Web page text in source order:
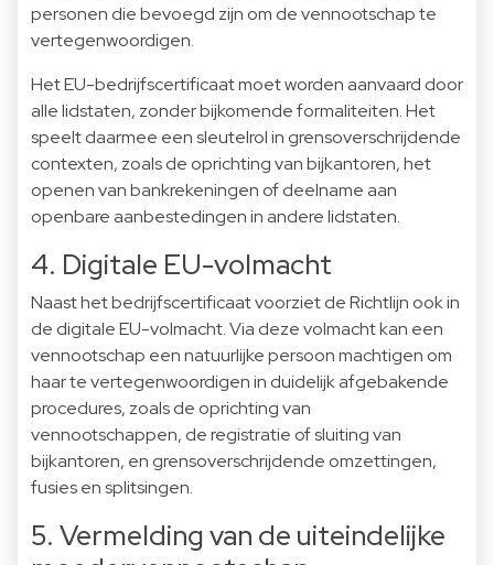
personen die bevoegd zijn om de vennootschap te
vertegenwoordigen.
Het EU-bedrijfscertificaat moet worden aanvaard door
alle lidstaten, zonder bijkomende formaliteiten. Het
speelt daarmee een sleutelrol in grensoverschrijdende
contexten, zoals de oprichting van bijkantoren, het
openen van bankrekeningen of deelname aan
openbare aanbestedingen in andere lidstaten.
4. Digitale EU-volmacht
Naast het bedrijfscertificaat voorziet de Richtlijn ook in
de digitale EU-volmacht. Via deze volmacht kan een
vennootschap een natuurlijke persoon machtigen om
haar te vertegenwoordigen in duidelijk afgebakende
procedures, zoals de oprichting van
vennootschappen, de registratie of sluiting van
bijkantoren, en grensoverschrijdende omzettingen,
fusies en splitsingen.
5. Vermelding van de uiteindelijke